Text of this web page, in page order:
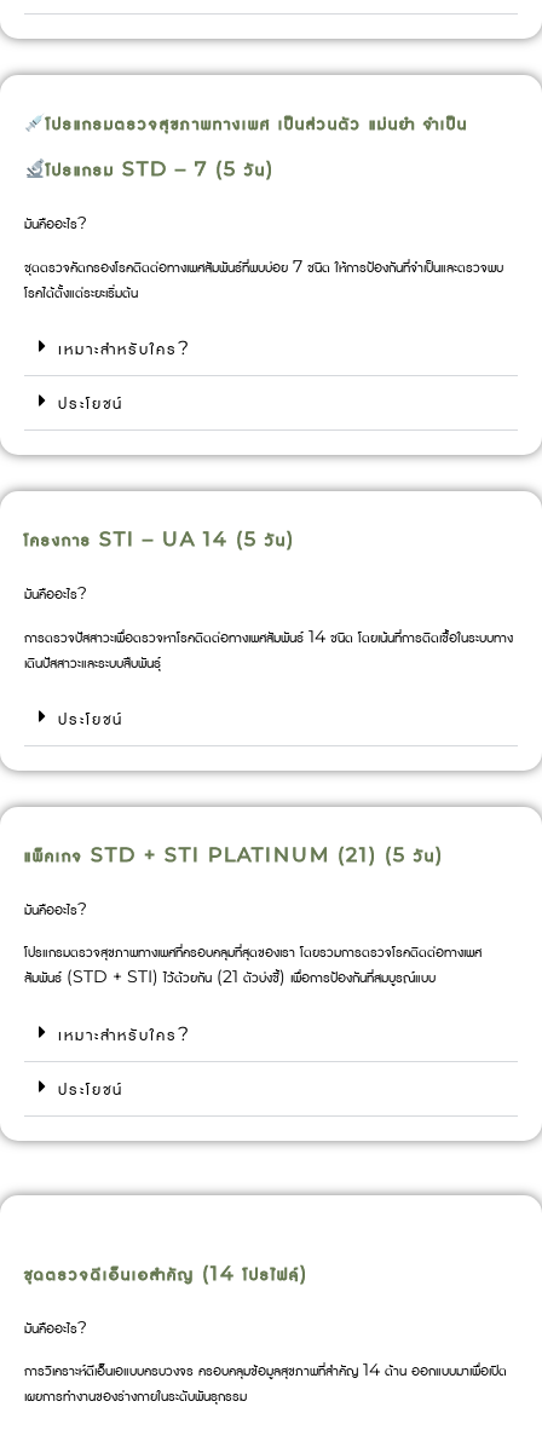
โปรแกรมตรวจสุขภาพทางเพศ เป็นส่วนตัว แม่นยำ จำเป็น
โปรแกรม STD – 7 (5 วัน)
มันคืออะไร?
ชุดตรวจคัดกรองโรคติดต่อทางเพศสัมพันธ์ที่พบบ่อย 7 ชนิด ให้การป้องกันที่จำเป็นและตรวจพบ
โรคได้ตั้งแต่ระยะเริ่มต้น
เหมาะสำหรับใคร?
ประโยชน์
โครงการ STI – UA 14 (5 วัน)
มันคืออะไร?
การตรวจปัสสาวะเพื่อตรวจหาโรคติดต่อทางเพศสัมพันธ์ 14 ชนิด โดยเน้นที่การติดเชื้อในระบบทาง
เดินปัสสาวะและระบบสืบพันธุ์
ประโยชน์
แพ็คเกจ STD + STI PLATINUM (21) (5 วัน)
มันคืออะไร?
โปรแกรมตรวจสุขภาพทางเพศที่ครอบคลุมที่สุดของเรา โดยรวมการตรวจโรคติดต่อทางเพศ
สัมพันธ์ (STD + STI) ไว้ด้วยกัน (21 ตัวบ่งชี้) เพื่อการป้องกันที่สมบูรณ์แบบ
เหมาะสำหรับใคร?
ประโยชน์
ชุดตรวจดีเอ็นเอสำคัญ (14 โปรไฟล์)
มันคืออะไร?
การวิเคราะห์ดีเอ็นเอแบบครบวงจร ครอบคลุมข้อมูลสุขภาพที่สำคัญ 14 ด้าน ออกแบบมาเพื่อเปิด
เผยการทำงานของร่างกายในระดับพันธุกรรม